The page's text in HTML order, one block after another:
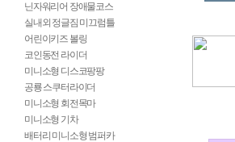
닌자워리어 장애물코스
실내외 정글짐 미끄럼틀
어린이키즈 볼링
코인동전 라이더
미니소형 디스코팡팡
공룡 스쿠터라이더
미니소형 회전목마
미니소형 기차
배터리 미니소형 범퍼카